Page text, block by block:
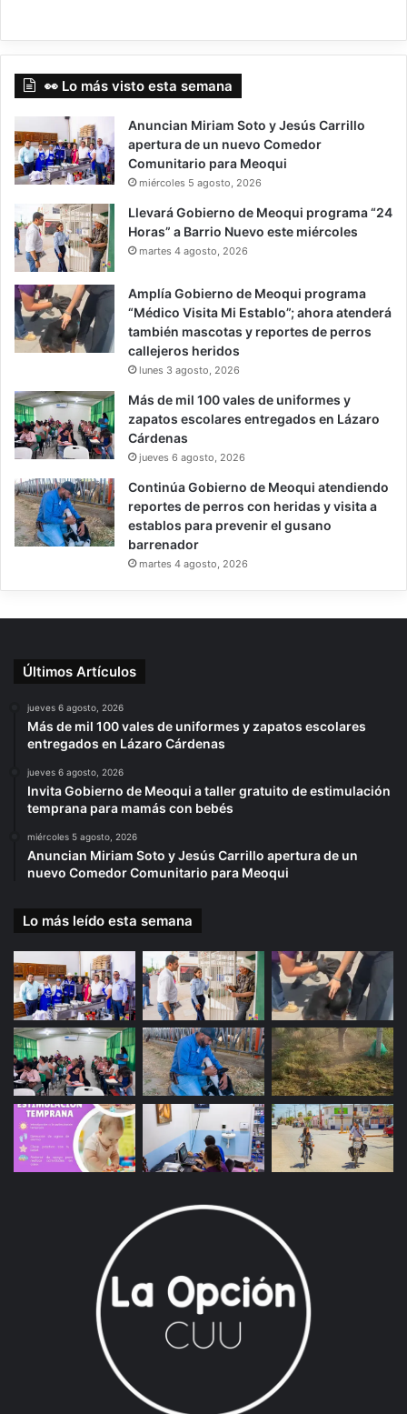
👀 Lo más visto esta semana
Anuncian Miriam Soto y Jesús Carrillo
apertura de un nuevo Comedor
Comunitario para Meoqui
miércoles 5 agosto, 2026
Llevará Gobierno de Meoqui programa “24
Horas” a Barrio Nuevo este miércoles
martes 4 agosto, 2026
Amplía Gobierno de Meoqui programa
“Médico Visita Mi Establo”; ahora atenderá
también mascotas y reportes de perros
callejeros heridos
lunes 3 agosto, 2026
Más de mil 100 vales de uniformes y
zapatos escolares entregados en Lázaro
Cárdenas
jueves 6 agosto, 2026
Continúa Gobierno de Meoqui atendiendo
reportes de perros con heridas y visita a
establos para prevenir el gusano
barrenador
martes 4 agosto, 2026
Últimos Artículos
jueves 6 agosto, 2026
Más de mil 100 vales de uniformes y zapatos escolares
entregados en Lázaro Cárdenas
jueves 6 agosto, 2026
Invita Gobierno de Meoqui a taller gratuito de estimulación
temprana para mamás con bebés
miércoles 5 agosto, 2026
Anuncian Miriam Soto y Jesús Carrillo apertura de un
nuevo Comedor Comunitario para Meoqui
Lo más leído esta semana